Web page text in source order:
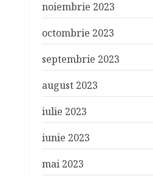
noiembrie 2023
octombrie 2023
septembrie 2023
august 2023
iulie 2023
iunie 2023
mai 2023